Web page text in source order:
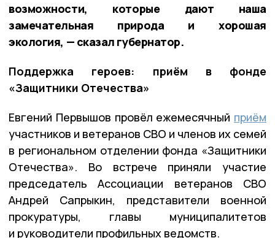
возможности, которые дают наша
замечательная природа и хорошая
экология, — сказал губернатор.
Поддержка героев: приём в фонде
«Защитники Отечества»
Евгений Первышов провёл ежемесячный приём
участников и ветеранов СВО и членов их семей
в региональном отделении фонда «Защитники
Отечества». Во встрече приняли участие
председатель Ассоциации ветеранов СВО
Андрей Сапрыкин, представители военной
прокуратуры, главы муниципалитетов
и руководители профильных ведомств.